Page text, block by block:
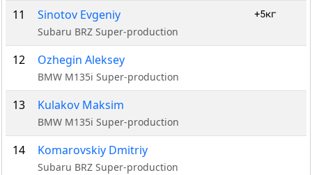
11 Sinotov Evgeniy
Subaru BRZ Super-production
+5кг
12 Ozhegin Aleksey
BMW M135i Super-production
13 Kulakov Maksim
BMW M135i Super-production
14 Komarovskiy Dmitriy
Subaru BRZ Super-production